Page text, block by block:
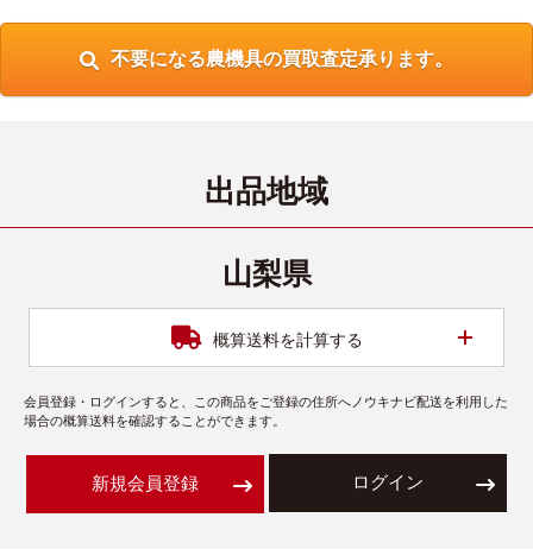
不要になる農機具の買取査定承ります。
出品地域
山梨県
概算送料を計算する
会員登録・ログインすると、この商品をご登録の住所へノウキナビ配送を利用した
場合の概算送料を確認することができます。
新規会員登録 ログイン